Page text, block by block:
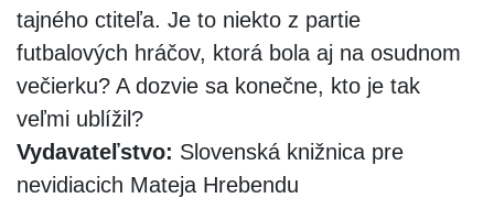
tajného ctiteľa. Je to niekto z partie
futbalových hráčov, ktorá bola aj na osudnom
večierku? A dozvie sa konečne, kto je tak
veľmi ublížil?
Vydavateľstvo: Slovenská knižnica pre
nevidiacich Mateja Hrebendu